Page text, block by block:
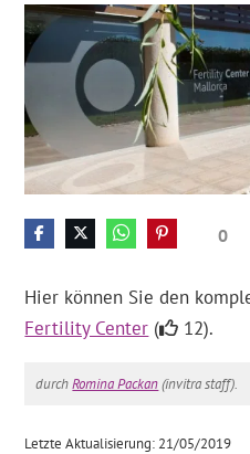
0
Hier können Sie den
Fertility Center ( 12).
durchRomina Packan(invitra staff).
Letzte Aktualisierung: 21/05/2019